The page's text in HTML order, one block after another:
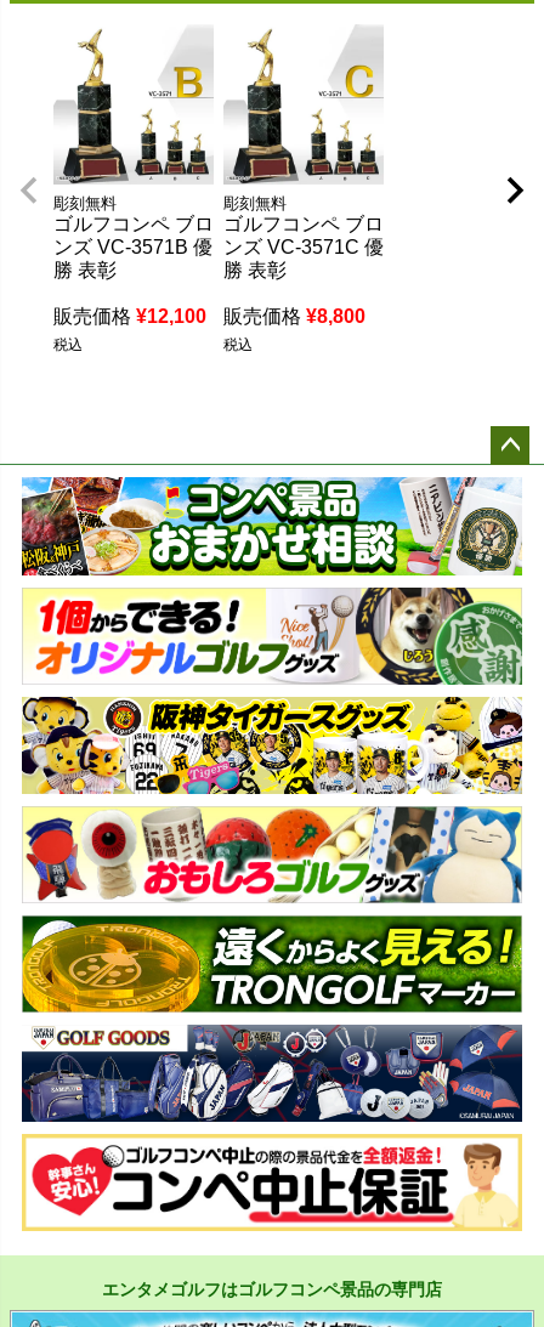
彫刻無料
ゴルフコンペ ブロ
ンズ VC-3571B 優
勝 表彰
販売価格 ¥12,100
税込
彫刻無料
ゴルフコンペ ブロ
ンズ VC-3571C 優
勝 表彰
販売価格 ¥8,800
税込
ペー
ジト
ップ
へ
エンタメゴルフはゴルフコンペ景品の専門店